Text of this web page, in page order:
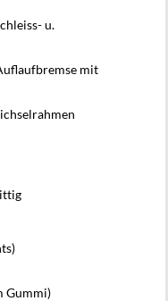
u.
mit
Gummi)